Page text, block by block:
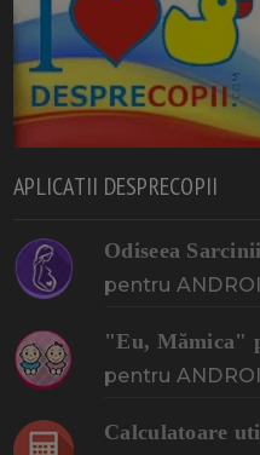
APLICATII DESPRECOPII
Odiseea
pentru
"Eu, Mămica"
pentru
Calculatoare